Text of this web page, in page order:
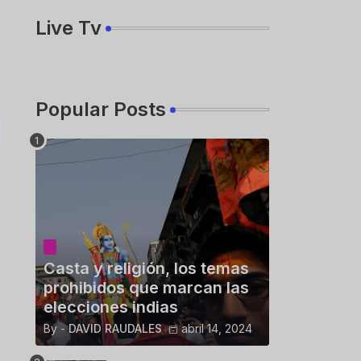
Live Tv
Popular Posts
Casta y religión, los temas
prohibidos que marcan las
elecciones indias
By - DAVID RAUDALES abril 14, 2024